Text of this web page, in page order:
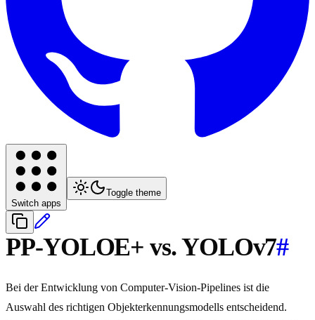
Switch apps
Toggle theme
PP-YOLOE+ vs. YOLOv7#
Bei der Entwicklung von Computer-Vision-Pipelines ist die
Auswahl des richtigen Objekterkennungsmodells entscheidend.